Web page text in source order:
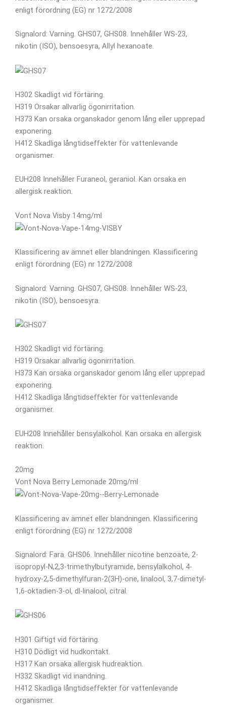
enligt förordning (EG) nr 1272/2008
Signalord: Varning. GHS07, GHS08. Innehåller WS-23,
nikotin (ISO), bensoesyra, Allyl hexanoate.
H302 Skadligt vid förtäring.
H319 Orsakar allvarlig ögonirritation.
H373 Kan orsaka organskador genom lång eller upprepad
exponering.
H412 Skadliga långtidseffekter för vattenlevande
organismer.
EUH208 Innehåller Furaneol, geraniol. Kan orsaka en
allergisk reaktion.
Vont Nova Visby 14mg/ml
Klassificering av ämnet eller blandningen. Klassificering
enligt förordning (EG) nr 1272/2008
Signalord: Varning. GHS07, GHS08. Innehåller WS-23,
nikotin (ISO), bensoesyra.
H302 Skadligt vid förtäring.
H319 Orsakar allvarlig ögonirritation.
H373 Kan orsaka organskador genom lång eller upprepad
exponering.
H412 Skadliga långtidseffekter för vattenlevande
organismer.
EUH208 Innehåller bensylalkohol. Kan orsaka en allergisk
reaktion.
20mg
Vont Nova Berry Lemonade 20mg/ml
Klassificering av ämnet eller blandningen. Klassificering
enligt förordning (EG) nr 1272/2008
Signalord: Fara. GHS06. Innehåller nicotine benzoate, 2-
isopropyl-N,2,3-trimethylbutyramide, bensylalkohol, 4-
hydroxy-2,5-dimethylfuran-2(3H)-one, linalool, 3,7-dimetyl-
1,6-oktadien-3-ol, dl-linalool, citral.
H301 Giftigt vid förtäring.
H310 Dödligt vid hudkontakt.
H317 Kan orsaka allergisk hudreaktion.
H332 Skadligt vid inandning.
H412 Skadliga långtidseffekter för vattenlevande
organismer.